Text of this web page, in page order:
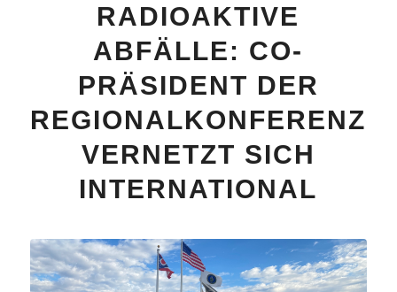
RADIOAKTIVE
ABFÄLLE: CO-
PRÄSIDENT DER
REGIONALKONFERENZ
VERNETZT SICH
INTERNATIONAL